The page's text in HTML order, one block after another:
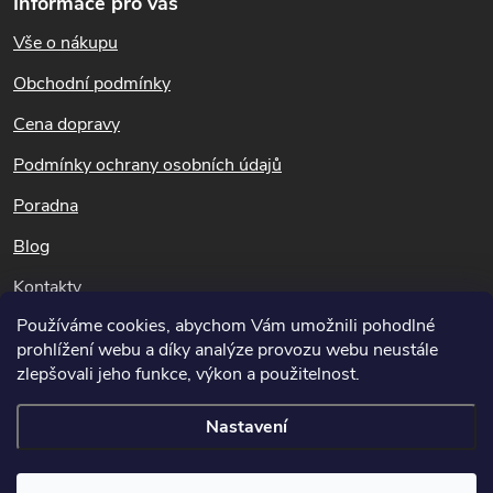
Používáme cookies, abychom Vám umožnili pohodlné
prohlížení webu a díky analýze provozu webu neustále
zlepšovali jeho funkce, výkon a použitelnost.
Nastavení
k
y
v
ý
p
i
s
u
Vše o nákupu
Obchodní podmínky
Cena dopravy
Podmínky ochrany osobních údajů
Poradna
Blog
Kontakty
Dotazy k objednávkám
info@potapnicek.cz